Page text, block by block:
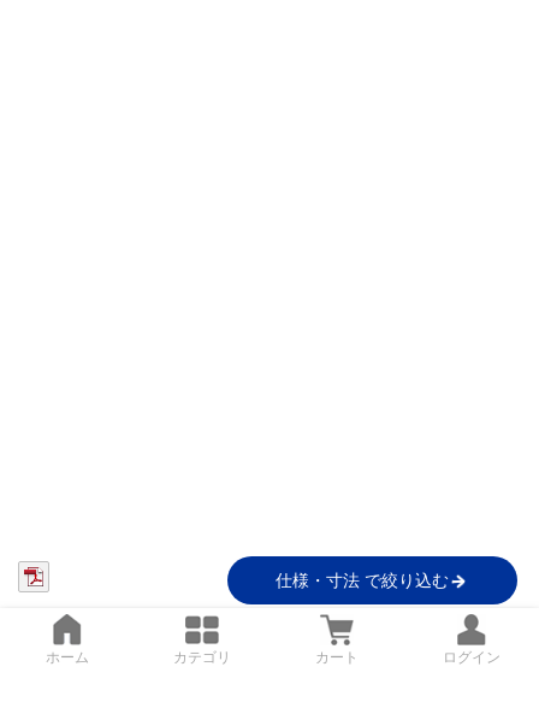
仕様・寸法 で絞り込む
ホーム カテゴリ カート ログイン